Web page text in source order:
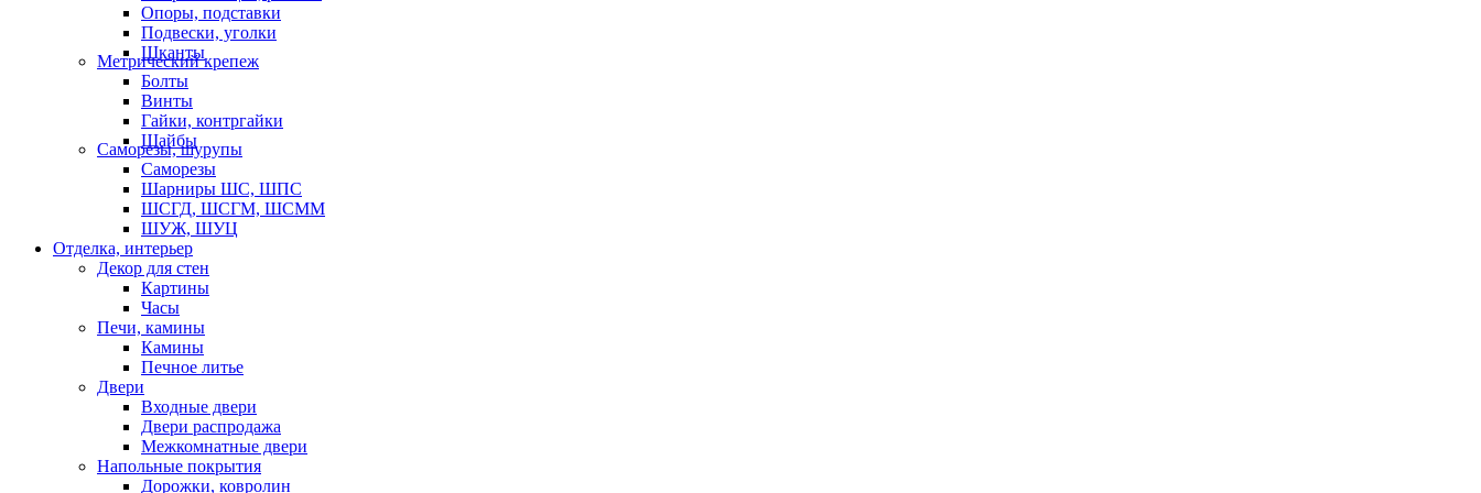
Опоры, подставки
Подвески, уголки
Шканты
Метрический крепеж
Болты
Винты
Гайки, контргайки
Шайбы
Саморезы, шурупы
Саморезы
Шарниры ШС, ШПС
ШСГД, ШСГМ, ШСММ
ШУЖ, ШУЦ
Отделка, интерьер
Декор для стен
Картины
Часы
Печи, камины
Камины
Печное литье
Двери
Входные двери
Двери распродажа
Межкомнатные двери
Напольные покрытия
Дорожки, ковролин